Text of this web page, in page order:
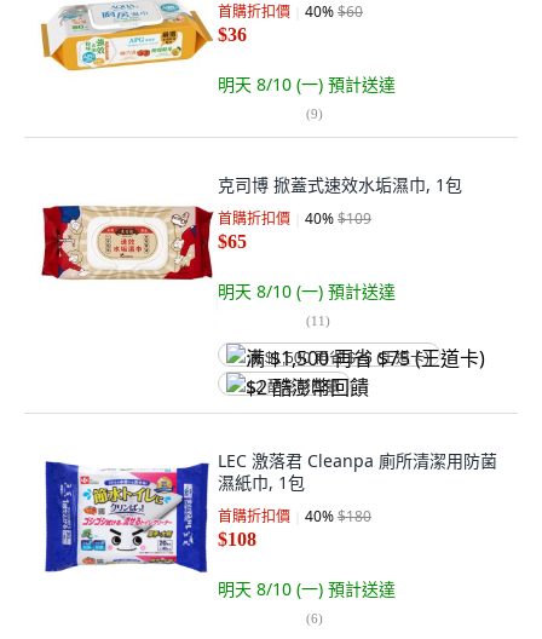
首購折扣價 40%$60
$36
明天 8/10 (一) 預計送達
(9)
克司博 掀蓋式速效水垢濕巾, 1包
首購折扣價 40%$109
$65
明天 8/10 (一) 預計送達
(11)
满 $1,500 再省 $75 (王道卡)
$2 酷澎幣回饋
LEC 激落君 Cleanpa 廁所清潔用防菌
濕紙巾, 1包
首購折扣價 40%$180
$108
明天 8/10 (一) 預計送達
(6)